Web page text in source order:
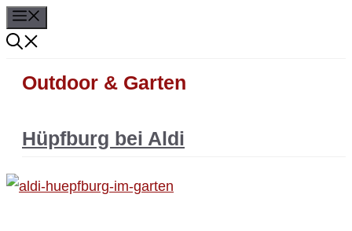
Zum
Inhalt
Outdoor & Garten
Hüpfburg bei Aldi